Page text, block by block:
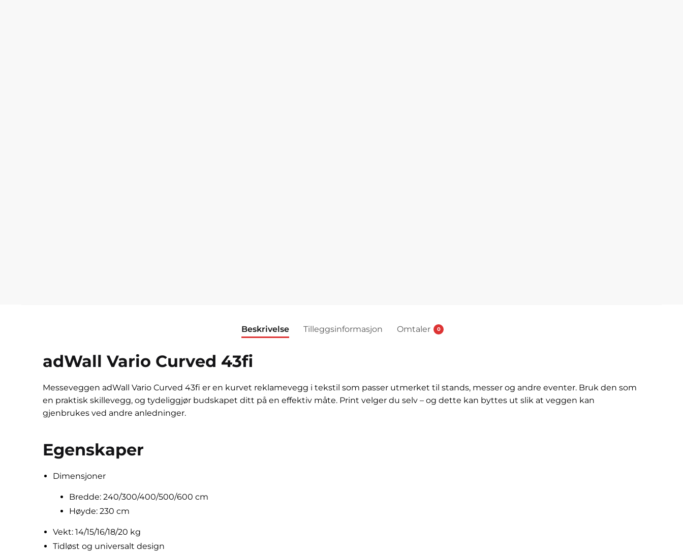
Beskrivelse Tilleggsinformasjon Omtaler 0
adWall Vario Curved 43fi
Messeveggen adWall Vario Curved 43fi er en kurvet reklamevegg i tekstil som passer utmerket til stands, messer og andre eventer. Bruk den som
en praktisk skillevegg, og tydeliggjør budskapet ditt på en effektiv måte. Print velger du selv – og dette kan byttes ut slik at veggen kan
gjenbrukes ved andre anledninger.
Egenskaper
Dimensjoner
Bredde: 240/300/400/500/600 cm
Høyde: 230 cm
Vekt: 14/15/16/18/20 kg
Tidløst og universalt design